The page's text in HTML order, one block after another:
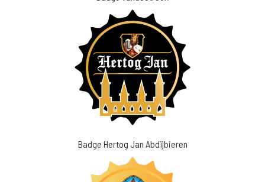
Badge Hertog Jan Abdijbieren